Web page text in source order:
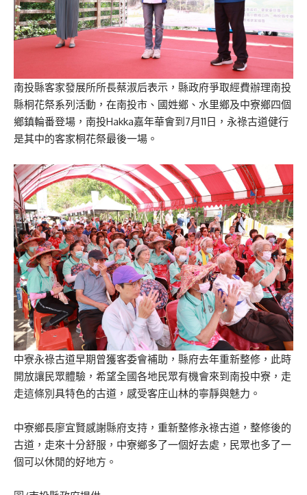
南投縣客家發展所所長蔡淑后表示，縣政府爭取經費辦理南投
縣桐花祭系列活動，在南投市、國姓鄉、水里鄉及中寮鄉四個
鄉鎮輪番登場，南投Hakka嘉年華會到7月11日，永祿古道健行
是其中的客家桐花祭最後一場。
中寮永祿古道早期曾獲客委會補助，縣府去年重新整修，此時
開放讓民眾體驗，希望全國各地民眾有機會來到南投中寮，走
走這條別具特色的古道，感受客庄山林的寧靜與魅力。
中寮鄉長廖宜賢感謝縣府支持，重新整修永祿古道，整修後的
古道，走來十分舒服，中寮鄉多了一個好去處，民眾也多了一
個可以休閒的好地方。